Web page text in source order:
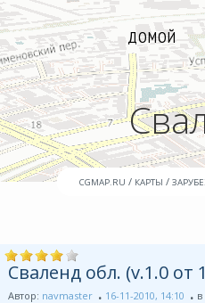
ДОМОЙ
CGMAP.RU / КАРТЫ /
Сваленд обл. (v.1.0 от
Автор: navmaster 16-11-2010, 14:10 в